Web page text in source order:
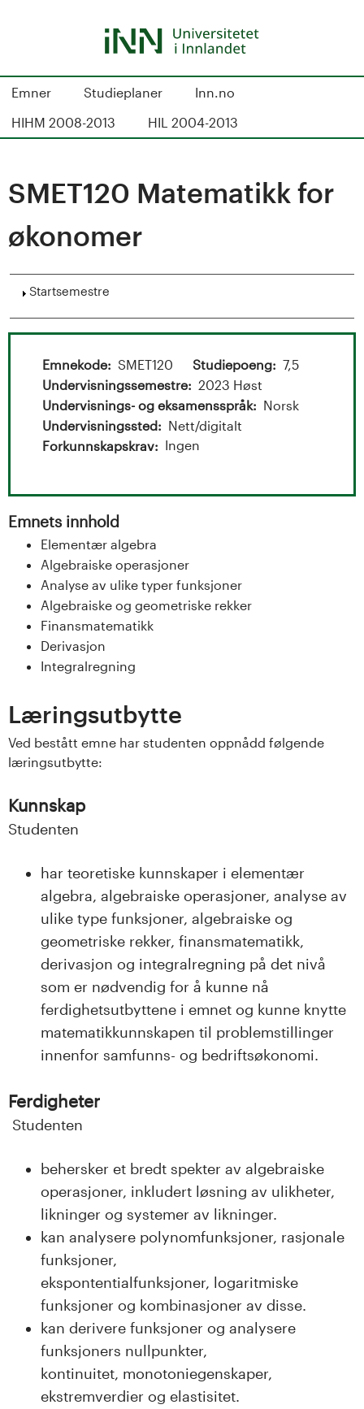
S
d
a
g
r
s
t
n
Emner Studieplaner
Inn.no
HIHM 2008-2013
HIL 2004-2013
SMET120 Matematikk for
økonomer
Vis
Startsemestre
Emnekode SMET120 Studiepoeng
7,5
Undervisningssemestre
2023 Høst
Undervisnings- og eksamensspråk
Norsk
Undervisningssted
Nett/digitalt
Forkunnskapskrav
Ingen
Emnets innhold
Elementær algebra
Algebraiske operasjoner
Analyse av ulike typer funksjoner
Algebraiske og geometriske rekker
Finansmatematikk
Derivasjon
Integralregning
Læringsutbytte
Ved bestått emne har studenten oppnådd følgende
læringsutbytte:
Kunnskap
Studenten
har teoretiske kunnskaper i elementær
algebra, algebraiske operasjoner, analyse av
ulike type funksjoner, algebraiske og
geometriske rekker, finansmatematikk,
derivasjon og integralregning på det nivå
som er nødvendig for å kunne nå
ferdighetsutbyttene i emnet og kunne knytte
matematikkunnskapen til problemstillinger
innenfor samfunns- og bedriftsøkonomi.
Ferdigheter
Studenten
behersker et bredt spekter av algebraiske
operasjoner, inkludert løsning av ulikheter,
likninger og systemer av likninger.
kan analysere polynomfunksjoner, rasjonale
funksjoner,
ekspontentialfunksjoner, logaritmiske
funksjoner og kombinasjoner av disse.
kan derivere funksjoner og analysere
funksjoners nullpunkter,
kontinuitet, monotoniegenskaper,
ekstremverdier og elastisitet.